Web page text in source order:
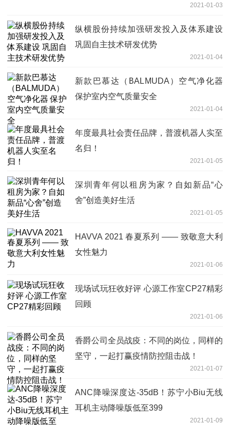
2021-01-03
纵横股份持续加强研发投入及体系建设
巩固自主技术研发优势
2021-01-04
新款巴慕达（BALMUDA）空气净化器
保护室内空气质量安全
2021-01-04
年度最具社会责任品牌，普渡机器人实至
名归！
2021-01-05
深圳青年何以租房为家？自如新品“心
舍”创造美好生活
2021-01-05
HAVVA 2021 春夏系列 —— 致敬意大利
女性魅力
2021-01-06
现场试玩狂收好评 心源工作室CP27精彩
回顾
2021-01-06
香爵公司全员战疫：不同的岗位，同样的
坚守，一起打赢疫情防控阻击战！
2021-01-07
ANC降噪深度达-35dB！苏宁小Biu无线
耳机主动降噪版低至399
2021-01-09